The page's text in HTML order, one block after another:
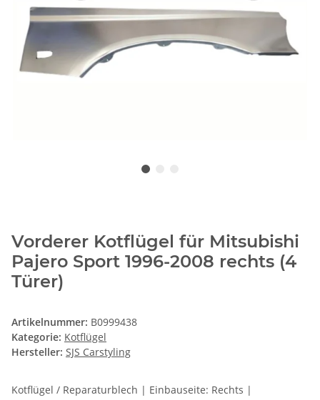
Vorderer Kotflügel für Mitsubishi
Pajero Sport 1996-2008 rechts (4
Türer)
Artikelnummer: B0999438
Kategorie: Kotflügel
Hersteller: SJS Carstyling
Kotflügel / Reparaturblech | Einbauseite: Rechts |